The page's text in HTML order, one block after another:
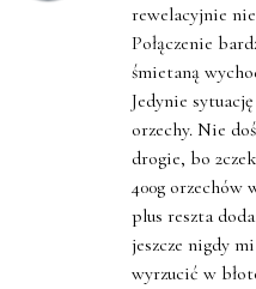
rewelacyjnie
Połączenie
śmietaną
Jedynie
orzechy. Nie
drogie, bo
400g orzechów
plus reszta
jeszcze nigdy
wyrzucić w